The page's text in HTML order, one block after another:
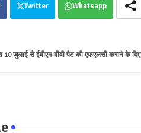
Twitter Whatsapp
10 जुलाई से ईवीएम-वीवी पैट की एफएलसी कराने के दिए